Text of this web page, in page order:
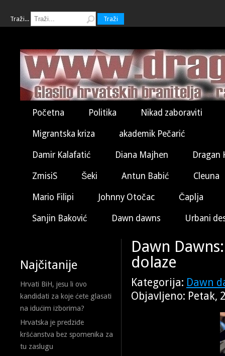
Traži... Traži
Početna Politika Nikad zaboraviti
Migrantska kriza akademik Pečarić
Damir Kalafatić Diana Majhen Dragan
ZmisiS Šeki Antun Babić Cleuna
Mario Filipi Johnny Otočac Čaplja
Sanjin Baković Dawn dawns Urbani
Najčitanije
Hrvati BiH, jesu li ovo
kandidati za koje ćete glasati
na idućim izborima?
Hrvatska je predziđe
kršćanstva bez spomenika za
tu zaslugu
Dawn
dolaze
Kategorija: Dawn
Objavljeno: Petak,